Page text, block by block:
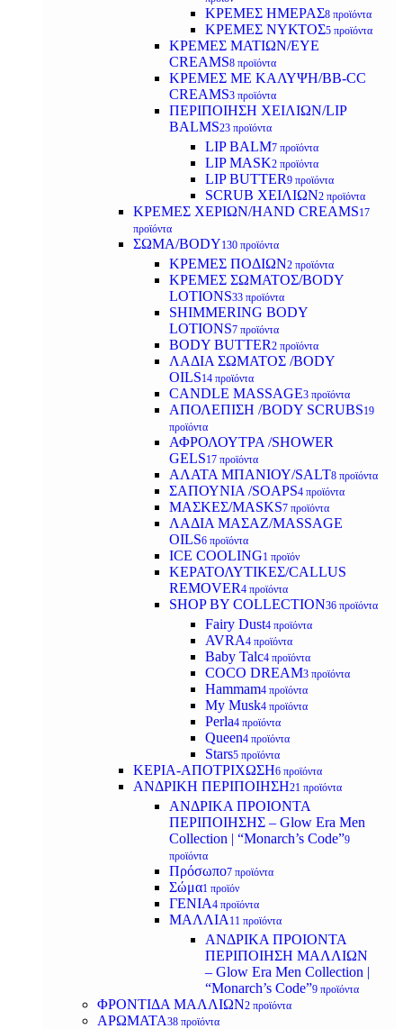
ΚΡΕΜΕΣ ΗΜΕΡΑΣ8 προϊόντα
ΚΡΕΜΕΣ ΝΥΚΤΟΣ5 προϊόντα
ΚΡΕΜΕΣ ΜΑΤΙΩΝ/EYE
CREAMS8 προϊόντα
ΚΡΕΜΕΣ ΜΕ ΚΑΛΥΨΗ/BB-CC
CREAMS3 προϊόντα
ΠΕΡΙΠΟΙΗΣΗ ΧΕΙΛΙΩΝ/LIP
BALMS23 προϊόντα
LIP BALM7 προϊόντα
LIP MASK2 προϊόντα
LIP BUTTER9 προϊόντα
SCRUB ΧΕΙΛΙΩΝ2 προϊόντα
ΚΡΕΜΕΣ ΧΕΡΙΩΝ/HAND CREAMS17
προϊόντα
ΣΩΜΑ/BODY130 προϊόντα
ΚΡΕΜΕΣ ΠΟΔΙΩΝ2 προϊόντα
ΚΡΕΜΕΣ ΣΩΜΑΤΟΣ/BODY
LOTIONS33 προϊόντα
SHIMMERING BODY
LOTIONS7 προϊόντα
BODY BUTTER2 προϊόντα
ΛΑΔΙΑ ΣΩΜΑΤΟΣ /BODY
OILS14 προϊόντα
CANDLE MASSAGE3 προϊόντα
ΑΠΟΛΕΠΙΣΗ /BODY SCRUBS19
προϊόντα
ΑΦΡΟΛΟΥΤΡΑ /SHOWER
GELS17 προϊόντα
ΑΛΑΤΑ ΜΠΑΝΙΟΥ/SALT8 προϊόντα
ΣΑΠΟΥΝΙΑ /SOAPS4 προϊόντα
ΜΑΣΚΕΣ/MASKS7 προϊόντα
ΛΑΔΙΑ ΜΑΣΑΖ/MASSAGE
OILS6 προϊόντα
ICE COOLING1 προϊόν
ΚΕΡΑΤΟΛΥΤΙΚΕΣ/CALLUS
REMOVER4 προϊόντα
SHOP BY COLLECTION36 προϊόντα
Fairy Dust4 προϊόντα
AVRA4 προϊόντα
Baby Talc4 προϊόντα
COCO DREAM3 προϊόντα
Hammam4 προϊόντα
My Musk4 προϊόντα
Perla4 προϊόντα
Queen4 προϊόντα
Stars5 προϊόντα
ΚΕΡΙΑ-ΑΠΟΤΡΙΧΩΣΗ6 προϊόντα
ΑΝΔΡΙΚΗ ΠΕΡΙΠΟΙΗΣΗ21 προϊόντα
ΑΝΔΡΙΚΑ ΠΡΟΙΟΝΤΑ
ΠΕΡΙΠΟΙΗΣΗΣ – Glow Era Men
Collection | “Monarch’s Code”9
προϊόντα
Πρόσωπο7 προϊόντα
Σώμα1 προϊόν
ΓΕΝΙΑ4 προϊόντα
ΜΑΛΛΙΑ 11 προϊόντα
ΑΝΔΡΙΚΑ ΠΡΟΙΟΝΤΑ
ΠΕΡΙΠΟΙΗΣΗ ΜΑΛΛΙΩΝ
– Glow Era Men Collection |
“Monarch’s Code”9 προϊόντα
ΦΡΟΝΤΙΔΑ ΜΑΛΛΙΩΝ2 προϊόντα
ΑΡΩΜΑΤΑ38 προϊόντα